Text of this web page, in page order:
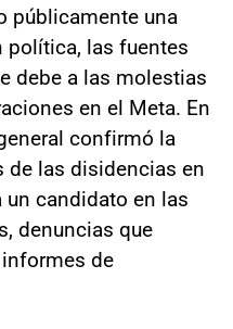
públicamente una
política, las fuentes
debe a las molestias
en el Meta. En
confirmó la
de las disidencias en
un candidato en las
denuncias que
de